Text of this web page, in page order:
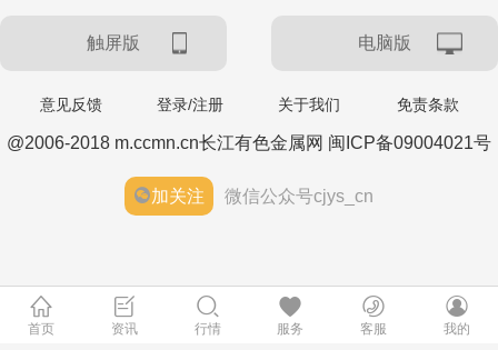
触屏版 电脑版
意见反馈 登录/注册 关于我们 免责条款
@2006-2018 m.ccmn.cn长江有色金属网 闽ICP备09004021号
加关注 微信公众号cjys_cn
首页 资讯 行情 服务 客服 我的